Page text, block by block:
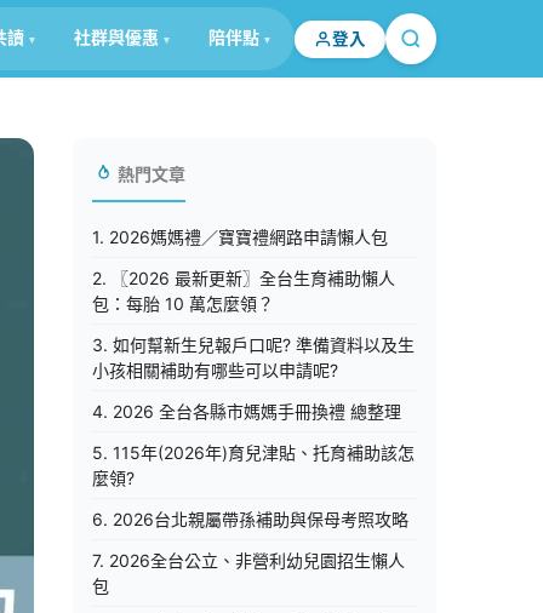
讀 社群與優惠 陪伴點 登入
熱門文章
1. 2026媽媽禮／寶寶禮網路申請懶人包
2. 〖2026 最新更新〗全台生育補助懶人
包：每胎 10 萬怎麼領？
3. 如何幫新生兒報戶口呢? 準備資料以及生
小孩相關補助有哪些可以申請呢?
4. 2026 全台各縣市媽媽手冊換禮 總整理
5. 115年(2026年)育兒津貼、托育補助該怎
麼領?
6. 2026台北親屬帶孫補助與保母考照攻略
7. 2026全台公立、非營利幼兒園招生懶人
包